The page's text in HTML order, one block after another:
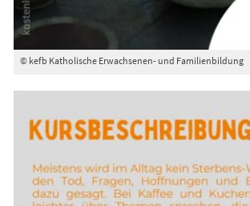
© kefb Katholische Erwachsenen- und Familienbildung